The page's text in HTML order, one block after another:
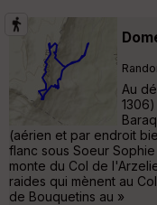
Au
(aérien et par endroit
flanc sous Soeur
monte du Col de
raides qui mènent au
de Bouquetins au »